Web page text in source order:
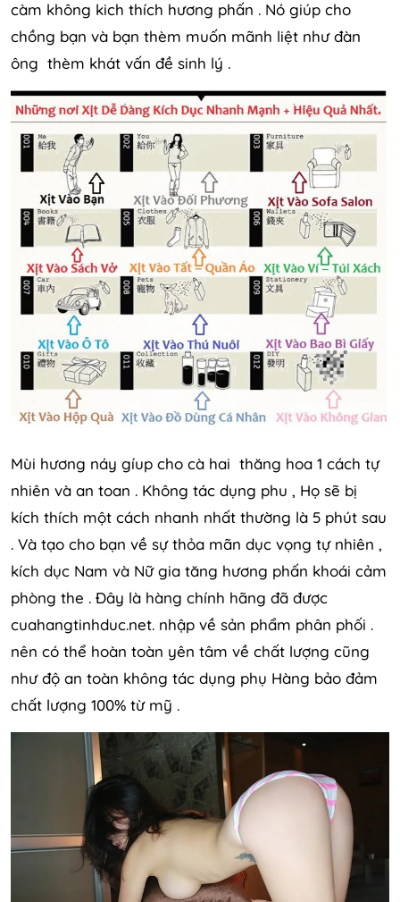
càm không kich thích hương phấn . Nó giúp cho
chồng bạn và bạn thèm muốn mãnh liệt như đàn
ông thèm khát vấn đề sinh lý .
Mùi hương náy gíup cho cà hai thăng hoa 1 cách tự
nhiên và an toan . Không tác dụng phu , Họ sẽ bị
kích thích một cách nhanh nhất thường là 5 phút sau
. Và tạo cho bạn về sự thỏa mãn dục vọng tự nhiên ,
kích dục Nam và Nữ gia tăng hương phấn khoái cảm
phòng the . Đây là hàng chính hãng đã được
cuahangtinhduc.net. nhập về sản phẩm phân phối .
nên có thể hoàn toàn yên tâm về chất lượng cũng
như độ an toàn không tác dụng phụ Hàng bảo đảm
chất lượng 100% từ mỹ .